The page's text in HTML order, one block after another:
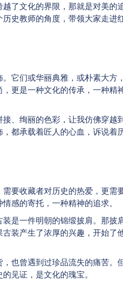
了文化的界限，那就是对美的
史教师的角度，带领大家走进
它们或华丽典雅，或朴素大方
更是一种文化的传承，一种精
、绚丽的色彩，让我仿佛穿越
都承载着匠人的心血，诉说着
要收藏者对历史的热爱，更需
感的寄托，一种精神的追求。
是一件明朝的锦缎披肩。那披
装产生了浓厚的兴趣，开始了
也曾遇到过珍品流失的痛苦。
见证，是文化的瑰宝。